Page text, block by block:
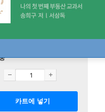
카트에 넣기